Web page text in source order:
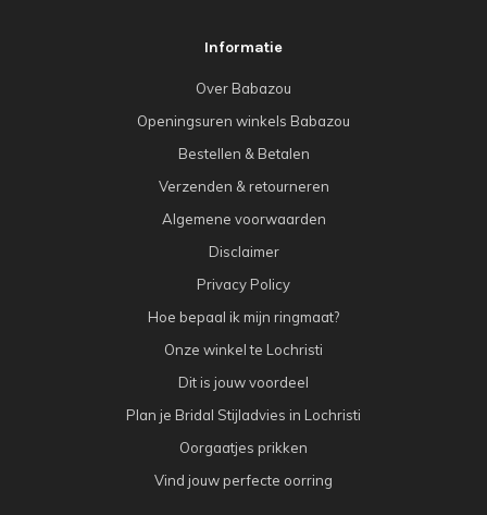
Informatie
Over Babazou
Openingsuren winkels Babazou
Bestellen & Betalen
Verzenden & retourneren
Algemene voorwaarden
Disclaimer
Privacy Policy
Hoe bepaal ik mijn ringmaat?
Onze winkel te Lochristi
Dit is jouw voordeel
Plan je Bridal Stijladvies in Lochristi
Oorgaatjes prikken
Vind jouw perfecte oorring